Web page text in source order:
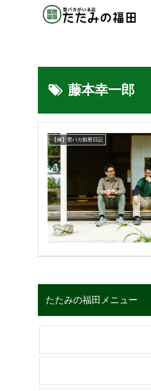
藤本幸一郎
【嫁】畳バカ観察日記
たたみの福田メニュー